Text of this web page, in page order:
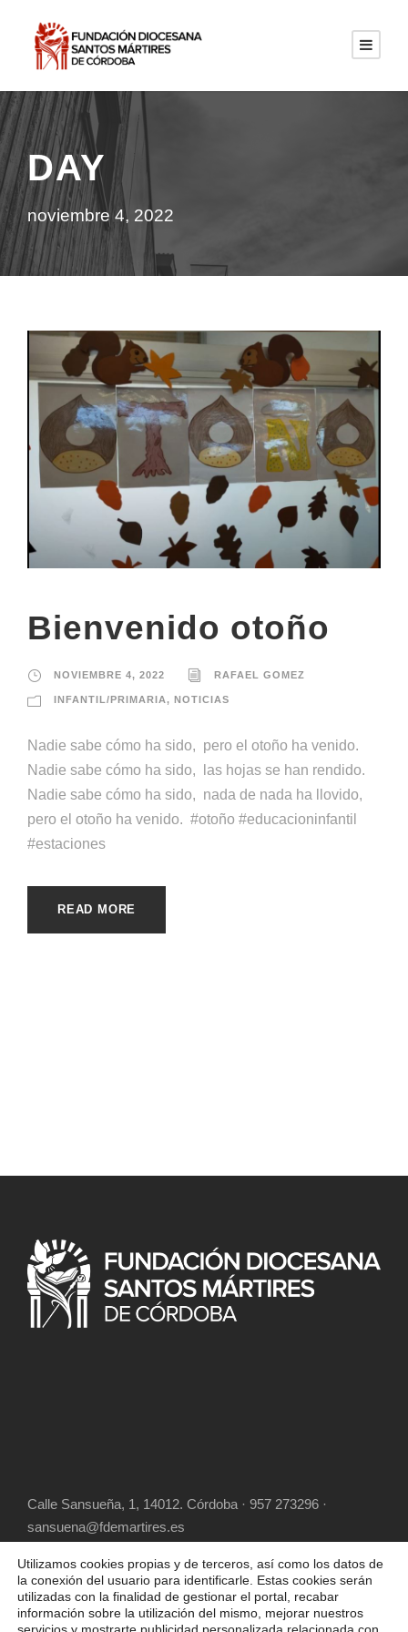
DAY
noviembre 4, 2022
Bienvenido otoño
NOVIEMBRE 4, 2022 RAFAEL GOMEZ
INFANTIL/PRIMARIA, NOTICIAS
Nadie sabe cómo ha sido, pero el otoño ha venido.
Nadie sabe cómo ha sido, las hojas se han rendido.
Nadie sabe cómo ha sido, nada de nada ha llovido,
pero el otoño ha venido. #otoño #educacioninfantil
#estaciones
READ MORE
Calle Sansueña, 1, 14012. Córdoba · 957 273296 ·
sansuena@fdemartires.es
Utilizamos cookies propias y de terceros, así como los datos de
la conexión del usuario para identificarle. Estas cookies serán
utilizadas con la finalidad de gestionar el portal, recabar
información sobre la utilización del mismo, mejorar nuestros